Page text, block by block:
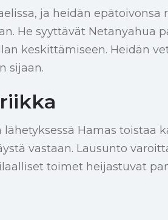
ja heidän epätoivonsa
He syyttävät Netanyahua
keskittämiseen. Heidän
sijaan.
Hamas toistaa
vastaan. Lausunto
toimet heijastuvat